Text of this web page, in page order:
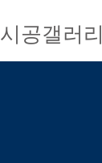
시공갤러리